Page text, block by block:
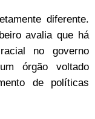
diferente.
avalia que há
no governo
órgão voltado
de políticas